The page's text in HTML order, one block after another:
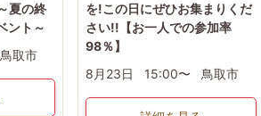
夏の終
ント～
鳥取市
を!この日にぜひお集まりくだ
さい!!【お一人での参加率
98％】
8月23日
15:00〜 鳥取市